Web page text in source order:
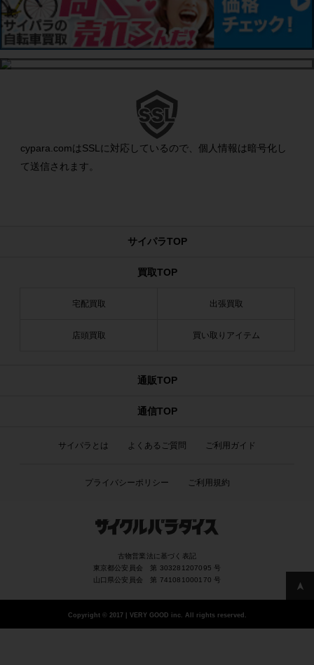
cypara.comはSSLに対応しているので、個人情報は暗号化し
て送信されます。
サイパラTOP
買取TOP
宅配買取 出張買取
店頭買取 買い取りアイテム
通販TOP
通信TOP
サイパラとは よくあるご質問 ご利用ガイド
プライバシーポリシー ご利用規約
古物営業法に基づく表記
東京都公安員会 第 303281207095 号
山口県公安員会 第 741081000170 号
Copyright ©2017 | VERY GOOD inc. All rights reserved.